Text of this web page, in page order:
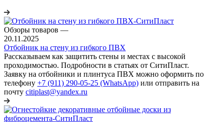
Обзоры товаров —
20.11.2025
Отбойник на стену из гибкого ПВХ
Рассказываем как защитить стены и местах с высокой
проходимостью. Подробности в статьях от СитиПласт.
Заявку на отбойники и плинтуса ПВХ можно оформить по
телефону +7 (911) 290-05-25 (WhatsApp) или отправить на
почту citiplast@yandex.ru